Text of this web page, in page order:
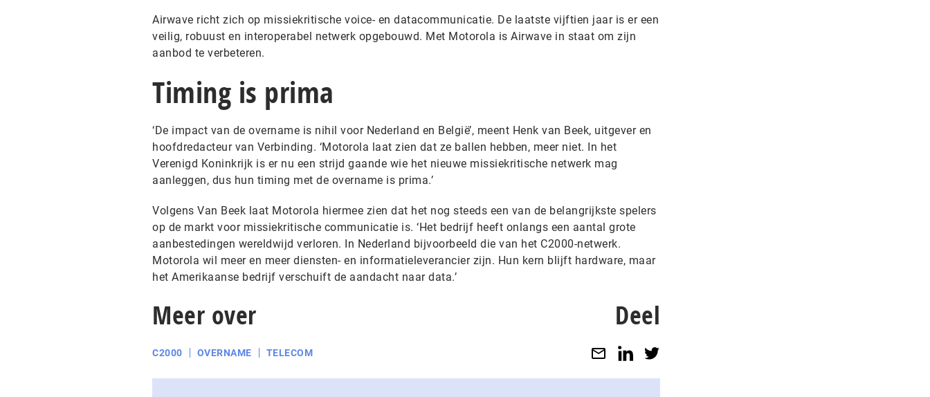
Airwave richt zich op missiekritische voice- en datacommunicatie. De laatste vijftien jaar is er een
veilig, robuust en interoperabel netwerk opgebouwd. Met Motorola is Airwave in staat om zijn
aanbod te verbeteren.
Timing is prima
‘De impact van de overname is nihil voor Nederland en België’, meent Henk van Beek, uitgever en
hoofdredacteur van Verbinding. ‘Motorola laat zien dat ze ballen hebben, meer niet. In het
Verenigd Koninkrijk is er nu een strijd gaande wie het nieuwe missiekritische netwerk mag
aanleggen, dus hun timing met de overname is prima.’
Volgens Van Beek laat Motorola hiermee zien dat het nog steeds een van de belangrijkste spelers
op de markt voor missiekritische communicatie is. ‘Het bedrijf heeft onlangs een aantal grote
aanbestedingen wereldwijd verloren. In Nederland bijvoorbeeld die van het C2000-netwerk.
Motorola wil meer en meer diensten- en informatieleverancier zijn. Hun kern blijft hardware, maar
het Amerikaanse bedrijf verschuift de aandacht naar data.’
Meer over
C2000 OVERNAME TELECOM
Deel